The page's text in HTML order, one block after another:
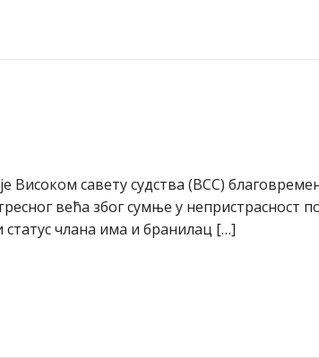
Високом савету судства (ВСС)
већа због сумње у непристрасност
члана има и бранилац […]